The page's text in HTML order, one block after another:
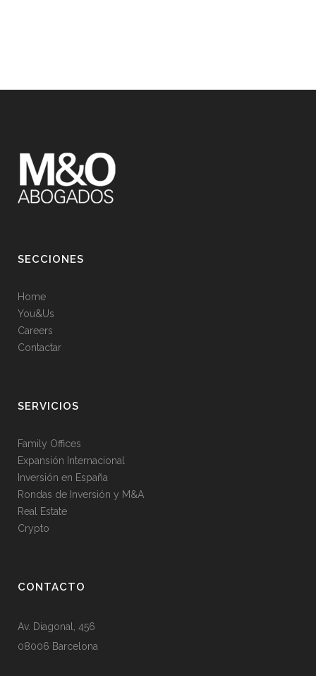
SECCIONES
Home
You&Us
Careers
Contactar
SERVICIOS
Family Offices
Expansión Internacional
Inversión en España
Rondas de Inversión y M&A
Real Estate
Crypto
CONTACTO
Av. Diagonal, 456
08006 Barcelona